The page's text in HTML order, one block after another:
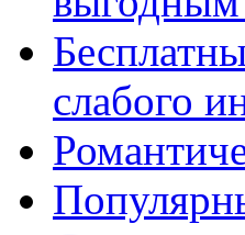
слабого